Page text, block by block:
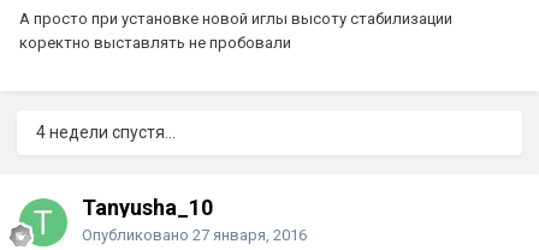
А просто при установке новой иглы высоту стабилизации
коректно выставлять не пробовали
4 недели спустя...
Tanyusha_10
Опубликовано 27 января, 2016